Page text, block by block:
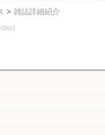
> 雑誌詳細紹介